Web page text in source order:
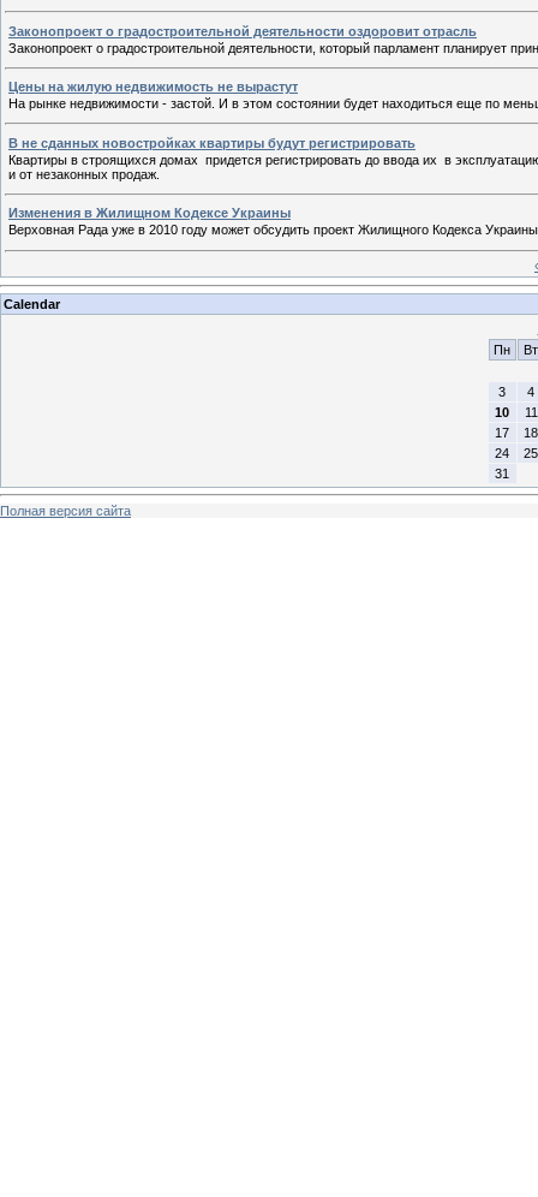
Законопроект о градостроительной деятельности оздоровит отрасль
Законопроект о градостроительной деятельности, который парламент планирует
Цены на жилую недвижимость не вырастут
На рынке недвижимости - застой. И в этом состоянии будет находиться еще по
В не сданных новостройках квартиры будут регистрировать
Квартиры в строящихся домах придется регистрировать до ввода их в
и от незаконных продаж.
Изменения в Жилищном Кодексе Украины
Верховная Рада уже в 2010 году может обсудить проект Жилищного Кодекса
Calendar
Пн
Вт
3
4
10
11
17
18
24
25
31
Полная версия сайта